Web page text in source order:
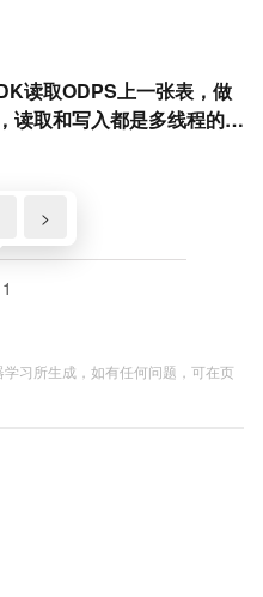
读取ODPS上一张表，做
读取和写入都是多线程的。
程每次循环（每次循环
现如何关闭这个odps连
些sql命令时，也是有超时
是可以先排除程序的问题？
Line Tool
>
习所生成，如有任何问题，可在页